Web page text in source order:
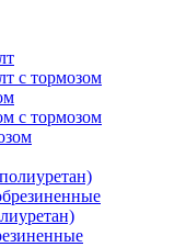
с тормозом
с тормозом